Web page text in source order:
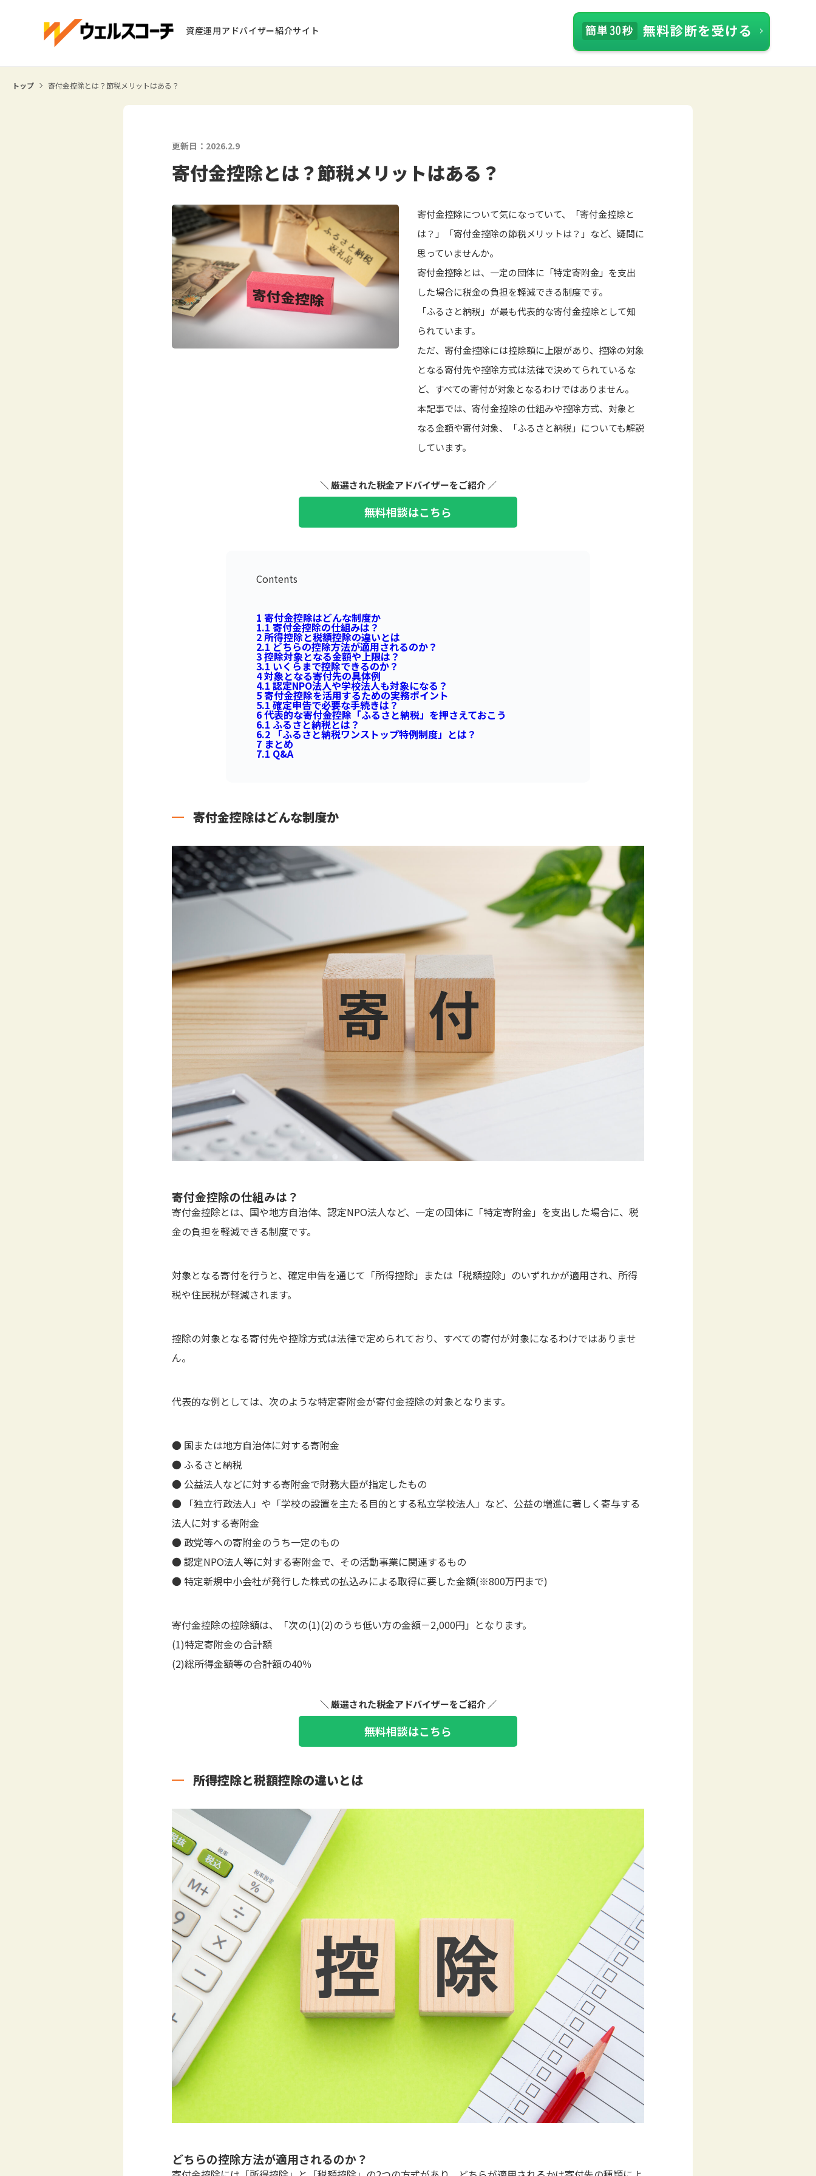
資産運用アドバイザー紹介サイト
トップ 寄付金控除とは？節税メリットはある？
更新日：2026.2.9
寄付金控除とは？節税メリットはある？
寄付金控除について気になっていて、「寄付金控除と
は？」「寄付金控除の節税メリットは？」など、疑問に
思っていませんか。
寄付金控除とは、一定の団体に「特定寄附金」を支出
した場合に税金の負担を軽減できる制度です。
「ふるさと納税」が最も代表的な寄付金控除として知
られています。
ただ、寄付金控除には控除額に上限があり、控除の対象
となる寄付先や控除方式は法律で決めてられているな
ど、すべての寄付が対象となるわけではありません。
本記事では、寄付金控除の仕組みや控除方式、対象と
なる金額や寄付対象、「ふるさと納税」についても解説
しています。
＼ 厳選された税金アドバイザーをご紹介 ／
無料相談はこちら
Contents
1 寄付金控除はどんな制度か
1.1寄付金控除の仕組みは？
2所得控除と税額控除の違いとは
2.1どちらの控除方法が適用されるのか？
3控除対象となる金額や上限は？
3.1いくらまで控除できるのか？
4対象となる寄付先の具体例
4.1認定NPO法人や学校法人も対象になる？
5寄付金控除を活用するための実務ポイント
5.1確定申告で必要な手続きは？
6代表的な寄付金控除「ふるさと納税」を押さえておこう
6.1ふるさと納税とは？
6.2 「ふるさと納税ワンストップ特例制度」とは？
7 まとめ
7.1 Q&A
寄付金控除はどんな制度か
寄付金控除の仕組みは？
寄付金控除とは、国や地方自治体、認定NPO法人など、一定の団体に「特定寄附金」を支出した場合に、税
金の負担を軽減できる制度です。
対象となる寄付を行うと、確定申告を通じて「所得控除」または「税額控除」のいずれかが適用され、所得
税や住民税が軽減されます。
控除の対象となる寄付先や控除方式は法律で定められており、すべての寄付が対象になるわけではありませ
ん。
代表的な例としては、次のような特定寄附金が寄付金控除の対象となります。
● 国または地方自治体に対する寄附金
● ふるさと納税
● 公益法人などに対する寄附金で財務大臣が指定したもの
● 「独立行政法人」や「学校の設置を主たる目的とする私立学校法人」など、公益の増進に著しく寄与する
法人に対する寄附金
● 政党等への寄附金のうち一定のもの
● 認定NPO法人等に対する寄附金で、その活動事業に関連するもの
● 特定新規中小会社が発行した株式の払込みによる取得に要した金額(※800万円まで)
寄付金控除の控除額は、「次の(1)(2)のうち低い方の金額－2,000円」となります。
(1)特定寄附金の合計額
(2)総所得金額等の合計額の40％
＼ 厳選された税金アドバイザーをご紹介 ／
無料相談はこちら
所得控除と税額控除の違いとは
どちらの控除方法が適用されるのか？